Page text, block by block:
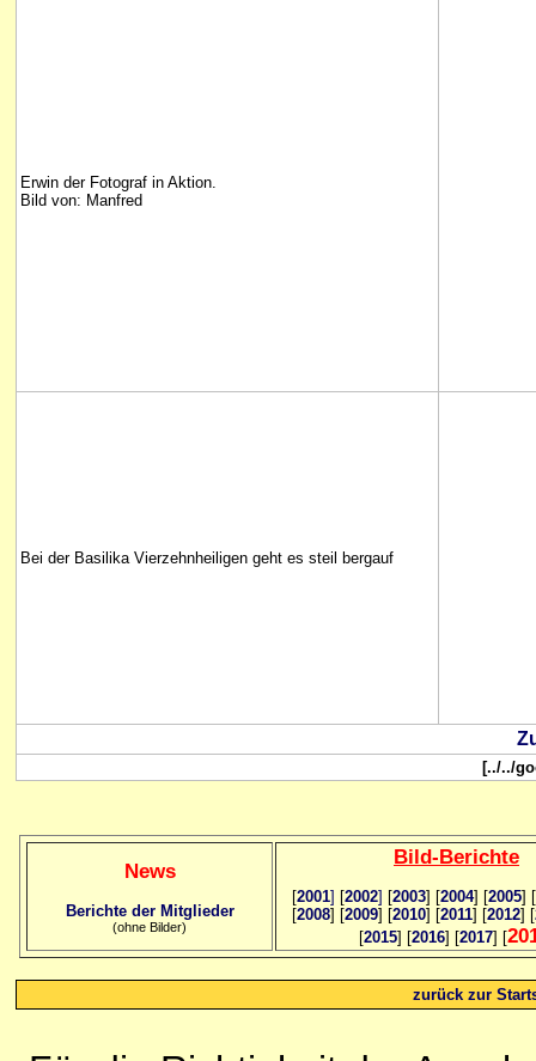
Erwin der Fotograf in Aktion.
Bild von: Manfred
Bei der Basilika Vierzehnheiligen geht es steil bergauf
[../../
News
Berichte der Mitglieder
(ohne Bilder)
Bild-Berichte
[2001] [2002] [2003] [2004] [2005] [
[2008] [2009] [2010] [2011] [2012] [
[2015] [2016] [2017] [
zurück zur